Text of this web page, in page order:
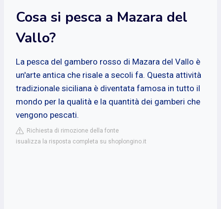
Cosa si pesca a Mazara del
Vallo?
La pesca del gambero rosso di Mazara del Vallo è
un'arte antica che risale a secoli fa. Questa attività
tradizionale siciliana è diventata famosa in tutto il
mondo per la qualità e la quantità dei gamberi che
vengono pescati.
Richiesta di rimozione della fonte
isualizza la risposta completa su shoplongino.it